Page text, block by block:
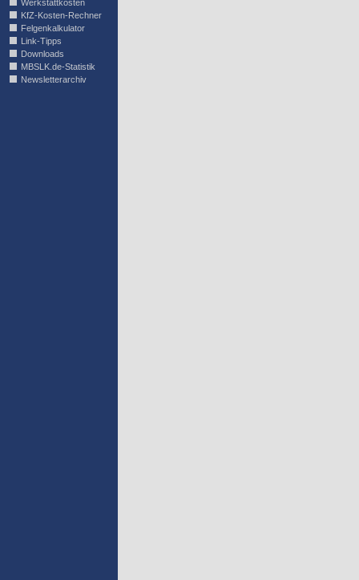
Werkstattkosten
KfZ-Kosten-Rechner
Felgenkalkulator
Link-Tipps
Downloads
MBSLK.de-Statistik
Newsletterarchiv